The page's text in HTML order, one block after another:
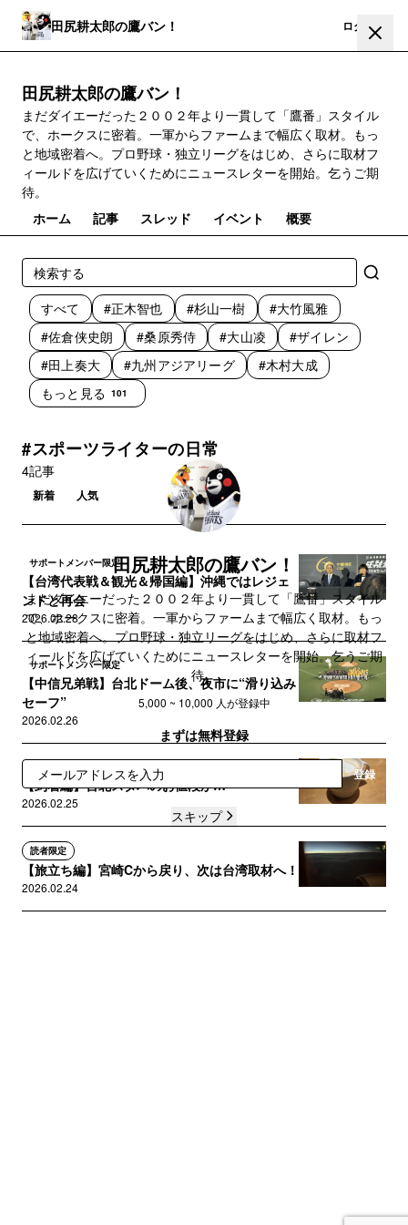
田尻耕太郎の鷹バン！ ログイン
田尻耕太郎の鷹バン！
まだダイエーだった２００２年より一貫して「鷹番」スタイル
で、ホークスに密着。一軍からファームまで幅広く取材。もっ
と地域密着へ。プロ野球・独立リーグをはじめ、さらに取材フ
ィールドを広げていくためにニュースレターを開始。乞うご期
待。
ホーム
記事 スレッド イベント 概要
すべて #正木智也 #杉山一樹
#大竹風雅
#佐倉侠史朗
#桑原秀侍 #大山凌
#ザイレン
#田上奏大
#九州アジアリーグ
#木村大成
もっと見る 101
#スポーツライターの日常
4記事
新着 人気
サポートメンバー限定
【台湾代表戦＆観光＆帰国編】沖縄ではレジェ
ンドと再会
2026.02.28
サポートメンバー限定
【中信兄弟戦】台北ドーム後、夜市に“滑り込み
セーフ”
2026.02.26
サポートメンバー限定
【到着編】台北スタバのお値段が…
2026.02.25
読者限定
【旅立ち編】宮崎Cから戻り、次は台湾取材へ！
2026.02.24
田尻耕太郎の鷹バン！
まだダイエーだった２００２年より一貫して「鷹番」スタイル
で、ホークスに密着。一軍からファームまで幅広く取材。もっ
と地域密着へ。プロ野球・独立リーグをはじめ、さらに取材フ
ィールドを広げていくためにニュースレターを開始。乞うご期
待。
5,000 ~ 10,000 人が登録中
まずは無料登録
登録
スキップ